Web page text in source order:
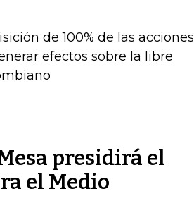
de 100% de las acciones
efectos sobre la libre
presidirá el
el Medio